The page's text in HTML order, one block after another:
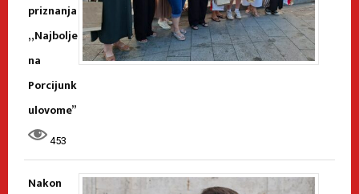
priznanja
„Najbolje
na
Porcijunk
ulovome”
453
Nakon